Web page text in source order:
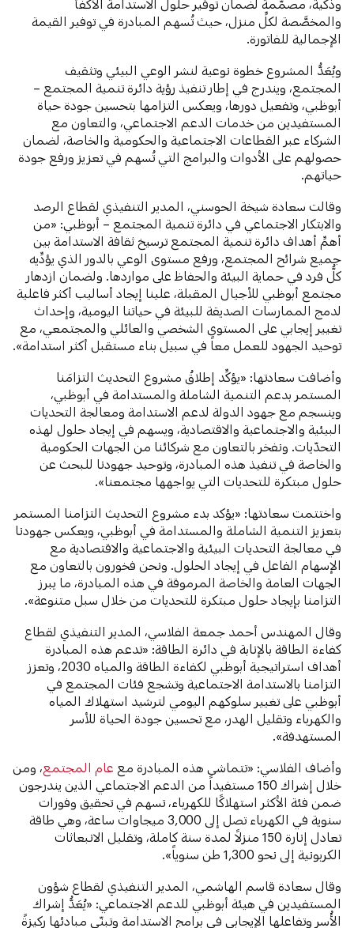
وذكية، مصمَّمة لضمان توفير حلول الاستدامة الأكفأ
والمخصَّصة لكلِّ منزل، حيث تُسهم المبادرة في توفير القيمة
الإجمالية للفاتورة.
ويُعَدُّ المشروع خطوة نوعية لنشر الوعي البيئي وتثقيف
المجتمع، ويندرج في إطار تنفيذ رؤية دائرة تنمية المجتمع –
أبوظبي، وتفعيل دورها، ويعكس التزامها بتحسين جودة حياة
المستفيدين من خدمات الدعم الاجتماعي، والتعاون مع
الشركاء عبر القطاعات الاجتماعية والحكومية والخاصة، لضمان
حصولهم على الأدوات والبرامج التي تُسهم في تعزيز ورفع جودة
حياتهم.
وقالت سعادة شيخة الحوسني، المدير التنفيذي لقطاع الرصد
والابتكار الاجتماعي في دائرة تنمية المجتمع – أبوظبي: «من
أهمِّ أهداف دائرة تنمية المجتمع ترسيخ ثقافة الاستدامة بين
جميع شرائح المجتمع، ورفع مستوى الوعي بالدور الذي يؤدِّيه
كلُّ فرد في حماية البيئة والحفاظ على مواردها. ولضمان ازدهار
مجتمع أبوظبي للأجيال المقبلة، علينا إيجاد أساليب أكثر فاعلية
لدمج الممارسات الصديقة للبيئة في حياتنا اليومية، وإحداث
تغيير إيجابي على المستوى الشخصي والعائلي والمجتمعي، مع
توحيد الجهود للعمل معاً في سبيل بناء مستقبل أكثر استدامة».
وأضافت سعادتها: «يؤكِّد إطلاقُ مشروع التحديث التزامَنا
المستمر بدعم التنمية الشاملة والمستدامة في أبوظبي،
وينسجم مع جهود الدولة لدعم الاستدامة ومعالجة التحديات
البيئية والاجتماعية والاقتصادية، ويسهم في إيجاد حلول لهذه
التحدّيات. ونفخر بالتعاون مع شركائنا من الجهات الحكومية
والخاصة في تنفيذ هذه المبادرة، وتوحيد جهودنا للبحث عن
حلول مبتكرة للتحديات التي يواجهها مجتمعنا».
واختتمت سعادتها: «يؤكد بدء مشروع التحديث التزامنا المستمر
بتعزيز التنمية الشاملة والمستدامة في أبوظبي، ويعكس جهودنا
في معالجة التحديات البيئية والاجتماعية والاقتصادية مع
الإسهام الفاعل في إيجاد الحلول. ونحن فخورون بالتعاون مع
الجهات العامة والخاصة المرموقة في هذه المبادرة، ما يبرز
التزامنا بإيجاد حلول مبتكرة للتحديات من خلال سبل متنوعة».
وقال المهندس أحمد جمعة الفلاسي، المدير التنفيذي لقطاع
كفاءة الطاقة بالإنابة في دائرة الطاقة: «تدعم هذه المبادرة
أهداف استراتيجية أبوظبي لكفاءة الطاقة والمياه 2030، وتعزز
التزامنا بالاستدامة الاجتماعية وتشجع فئات المجتمع في
أبوظبي على تغيير سلوكهم اليومي لترشيد استهلاك المياه
والكهرباء وتقليل الهدر، مع تحسين جودة الحياة للأسر
المستهدفة».
وأضاف الفلاسي: «تتماشى هذه المبادرة مع عام المجتمع، ومن
خلال إشراك 150 مستفيداً من الدعم الاجتماعي الذين يندرجون
ضمن فئة الأكثر استهلاكًا للكهرباء، تسهم في تحقيق وفورات
سنوية في الكهرباء تصل إلى 3,000 ميجاوات ساعة، وهي طاقة
تعادل إنارة 150 منزلاً لمدة سنة كاملة، وتقليل الانبعاثات
الكربونية إلى نحو 1,300 طن سنوياً».
وقال سعادة قاسم الهاشمي، المدير التنفيذي لقطاع شؤون
المستفيدين في هيئة أبوظبي للدعم الاجتماعي: «يُعَدُّ إشراك
الأُسر وتفاعلها الإيجابي في برامج الاستدامة وتبنّي مبادئها ركيزةً